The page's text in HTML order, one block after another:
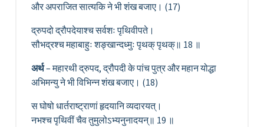
और अपराजित सात्यकि ने भी शंख बजाए। (17)
द्रुपदो द्रौपदेयाश्च सर्वशः पृथिवीपते।
सौभद्रश्च महाबाहुः शङ्खान्दध्मुः पृथक् पृथक्॥ 18 ॥
अर्थ– महारथी द्रुपद, द्रौपदी के पांच पुत्र और महान योद्धा
अभिमन्यु ने भी विभिन्न शंख बजाए। (18)
स घोषो धार्तराष्ट्राणां हृदयानि व्यदारयत्।
नभश्च पृथिवीं चैव तुमुलोऽभ्यनुनादयन्॥ 19 ॥